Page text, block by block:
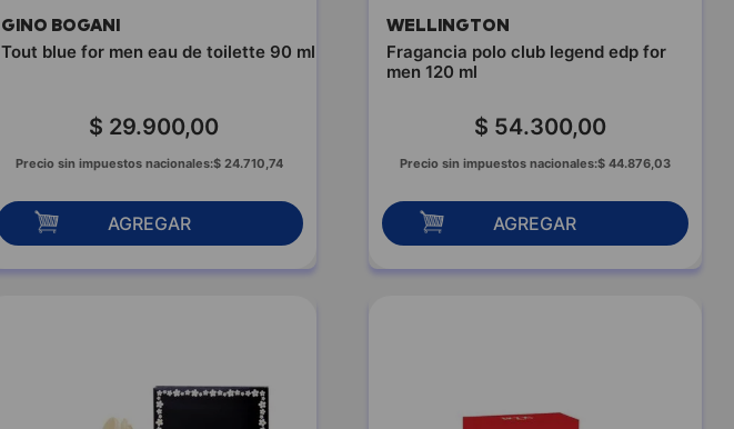
GINO BOGANI
Tout blue for men eau de toilette 90 ml
$ 29.900,00
Precio sin impuestos nacionales:$ 24.710,74
AGREGAR
WELLINGTON
Fragancia polo club legend edp for
men 120 ml
$ 54.300,00
Precio sin impuestos nacionales:$ 44.876,03
AGREGAR